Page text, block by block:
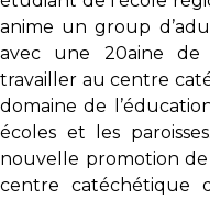
anime un group
avec une 20aine de
travailler au centre
domaine de
écoles et les
nouvelle promotion de
centre catéchétique